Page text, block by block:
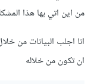
من اين اتي بها هذا
ان تكون من خلاله